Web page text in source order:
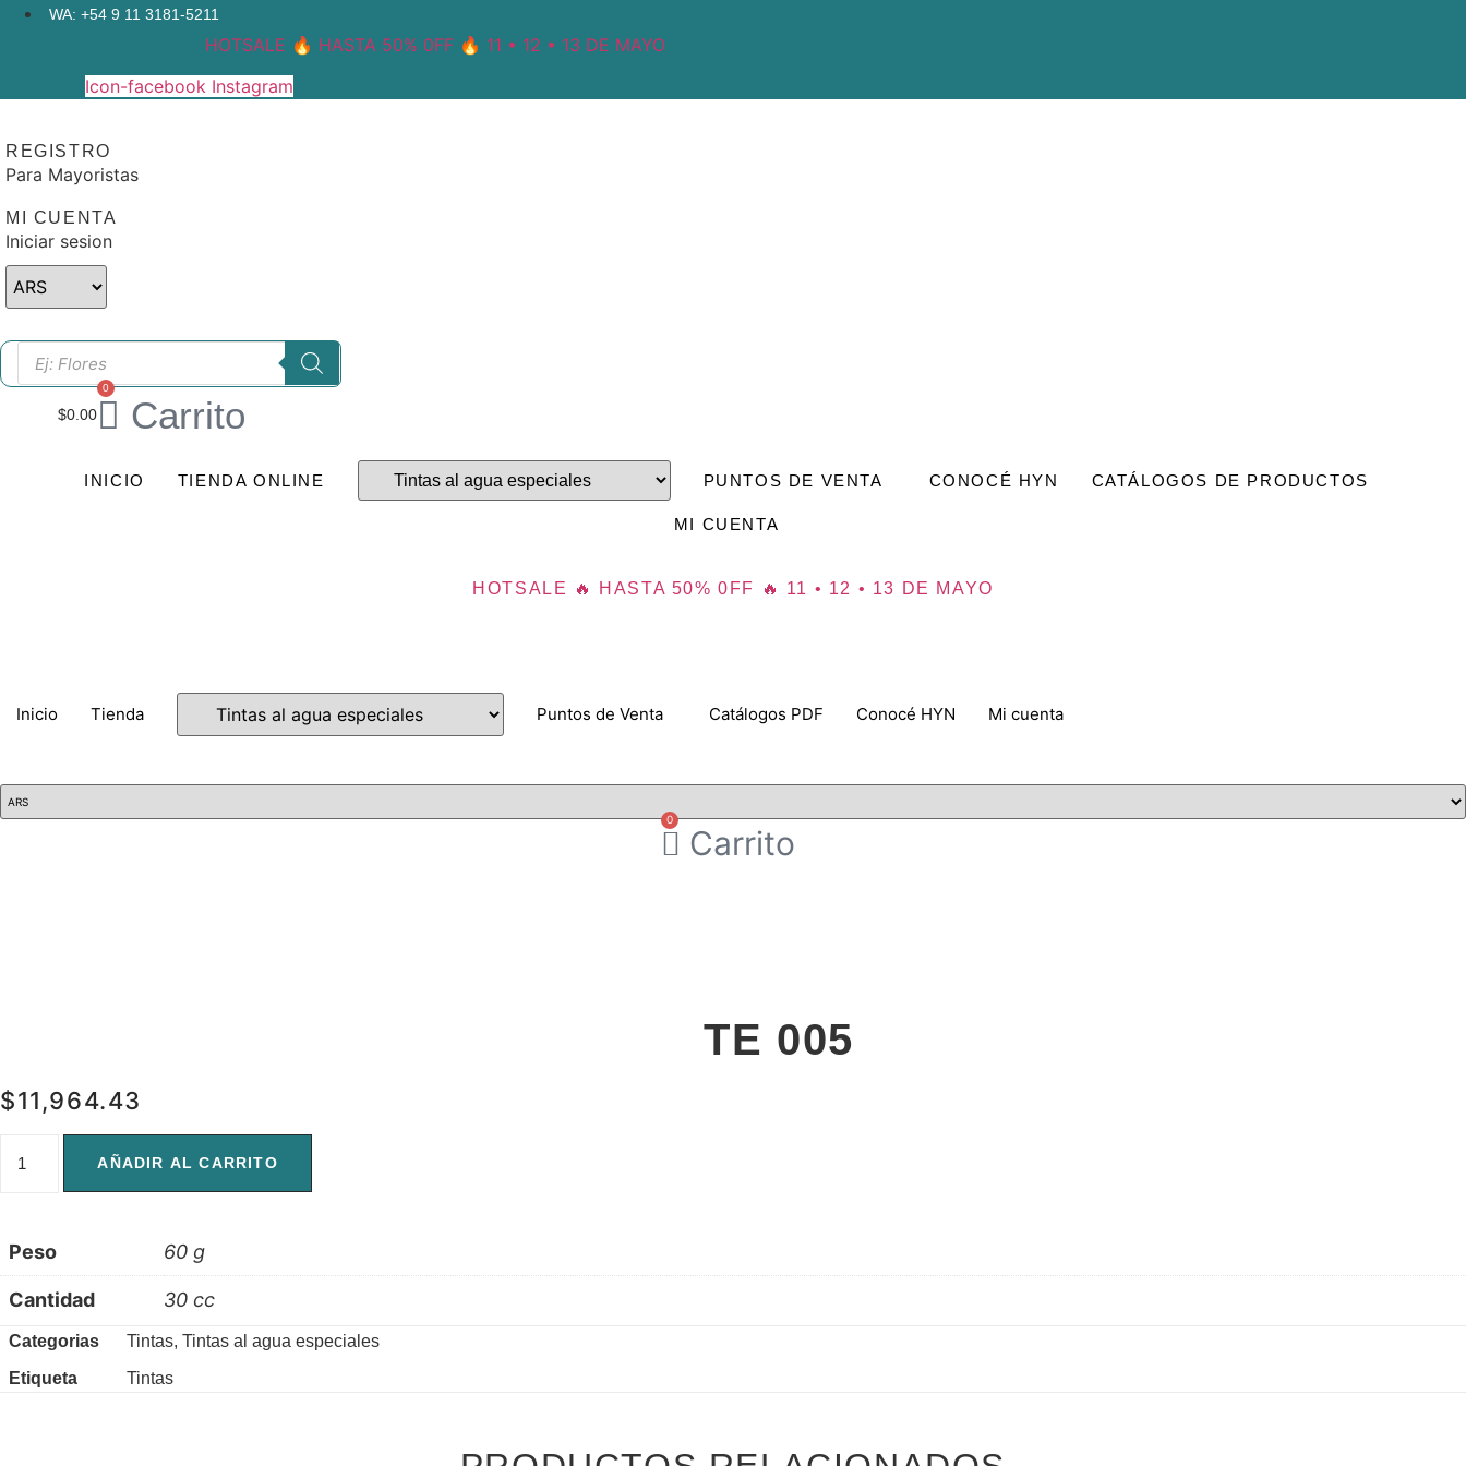
WA: +54 9 11 3181-5211
HOTSALE 🔥 HASTA 50% 0FF 🔥 11 • 12 • 13 DE MAYO
Icon-facebook Instagram
REGISTRO
Para Mayoristas
MI CUENTA
Iniciar sesion
Búsqueda
de
productos
$0.00
0
Carrito
INICIO TIENDA ONLINE PUNTOS DE VENTA CONOCÉ HYN CATÁLOGOS DE PRODUCTOS
MI CUENTA
HOTSALE 🔥 HASTA 50% 0FF 🔥 11 • 12 • 13 DE MAYO
Inicio Tienda Puntos de Venta Catálogos PDF Conocé HYN Mi cuenta
0
Carrito
TE 005
$11,964.43
005
AÑADIR AL CARRITO
Peso 60 g
Cantidad 30 cc
Categorias Tintas, Tintas al agua especiales
Etiqueta
Tintas